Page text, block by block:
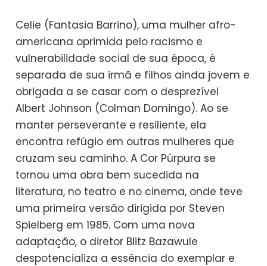
Celie (Fantasia Barrino), uma mulher afro-
americana oprimida pelo racismo e
vulnerabilidade social de sua época, é
separada de sua irmã e filhos ainda jovem e
obrigada a se casar com o desprezível
Albert Johnson (Colman Domingo). Ao se
manter perseverante e resiliente, ela
encontra refúgio em outras mulheres que
cruzam seu caminho. A Cor Púrpura se
tornou uma obra bem sucedida na
literatura, no teatro e no cinema, onde teve
uma primeira versão dirigida por Steven
Spielberg em 1985. Com uma nova
adaptação, o diretor Blitz Bazawule
despotencializa a essência do exemplar e